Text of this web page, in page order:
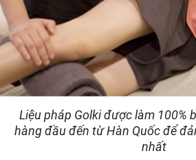
Liệu pháp Golki được làm 100%
hàng đầu đến từ Hàn Quốc để
nhất